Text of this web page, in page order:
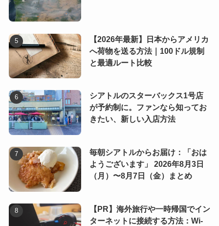
【2026年最新】日本からアメリカ
へ荷物を送る方法｜100ドル規制
と最適ルート比較
シアトルのスターバックス1号店
が予約制に。ファンなら知ってお
きたい、新しい入店方法
毎朝シアトルからお届け：「おは
ようございます」 2026年8月3日
（月）〜8月7日（金）まとめ
【PR】海外旅行や一時帰国でイン
ターネットに接続する方法：Wi-